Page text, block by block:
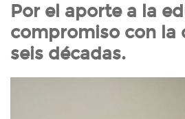
Por el aporte a la
compromiso con la
seis décadas.